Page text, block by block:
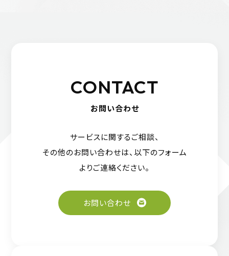
CONTACT
お問い合わせ
サービスに関するご相談、
その他のお問い合わせは、 以下のフォーム
よりご連絡ください。
お問い合わせ